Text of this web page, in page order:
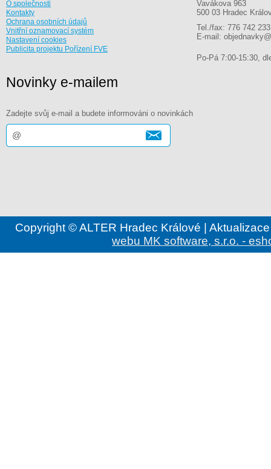
O společnosti
Kontakty
Ochrana osobních údajů
Vnitřní oznamovací systém
Nastavení cookies
Publicita projektu Pořízení FVE
Vavákova 963
500 03 Hradec
Tel./fax: 776 742 233
E-mail:
Po-Pá 7:00-15:30,
Novinky e-mailem
Zadejte svůj e-mail a budete informováni o novinkách
Copyright © ALTER Hradec Králové |
webu MK software, s.r.o. -